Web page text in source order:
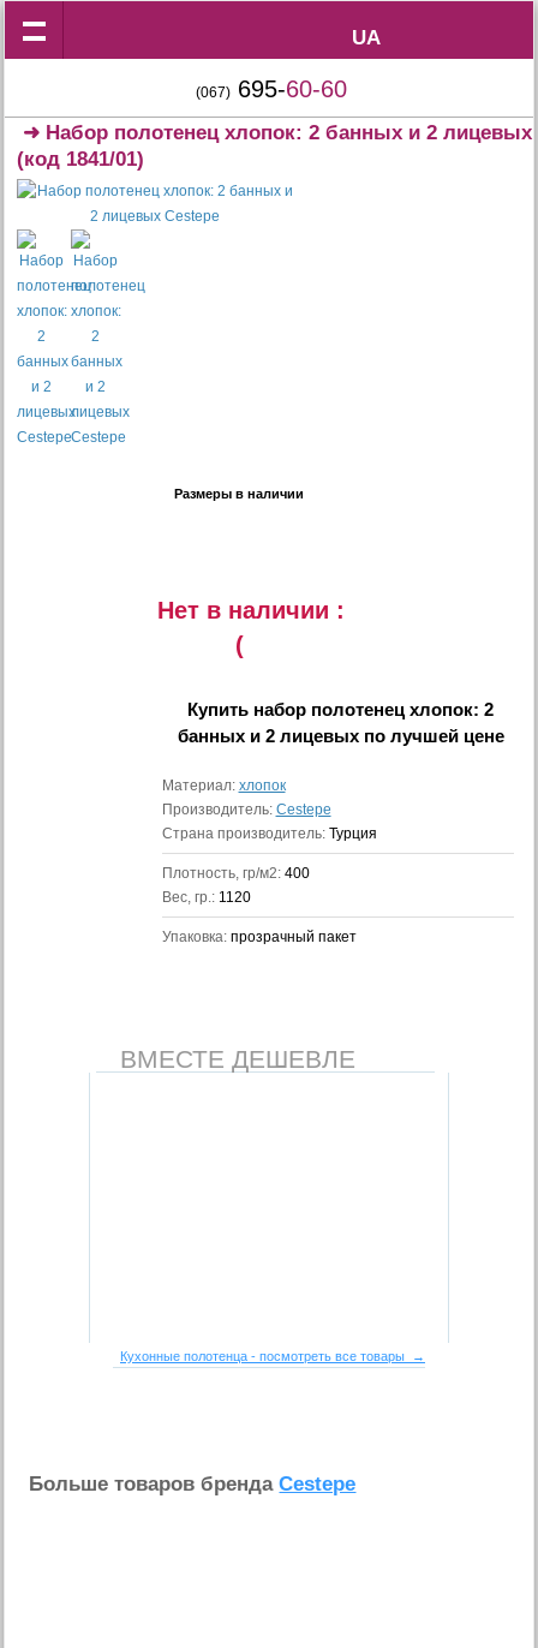
UA
UA
(067) 695-60-60
➜ Набор полотенец хлопок: 2 банных и 2 лицевых
(код 1841/01)
Размеры в наличии
Нет в наличии :
(
Купить набор полотенец хлопок: 2
банных и 2 лицевыхпо лучшей цене
Материал: хлопок
Производитель: Cestepe
Страна производитель: Турция
Плотность, гр/м2: 400
Вес, гр.: 1120
Упаковка: прозрачный пакет
ВМЕСТЕ ДЕШЕВЛЕ
Кухонные полотенца - посмотреть все товары →
Больше товаров брендаCestepe